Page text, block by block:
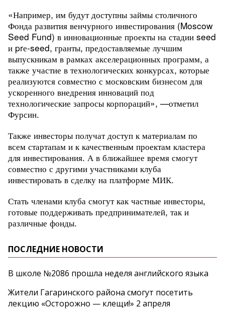
«Например, им будут доступны займы столичного
Фонда развития венчурного инвестирования (Moscow
Seed Fund) в инновационные проекты на стадии seed
и prе-seed, гранты, предоставляемые лучшим
выпускникам в рамках акселерационных программ, а
также участие в технологических конкурсах, которые
реализуются совместно с московским бизнесом для
ускоренного внедрения инноваций под
технологические запросы корпораций», —отметил
Фурсин.
Также инвесторы получат доступ к материалам по
всем стартапам и к качественным проектам кластера
для инвестирования. А в ближайшее время смогут
совместно с другими участниками клуба
инвестировать в сделку на платформе МИК.
Стать членами клуба смогут как частные инвесторы,
готовые поддерживать предпринимателей, так и
различные фонды.
ПОСЛЕДНИЕ НОВОСТИ
В школе №2086 прошла неделя английского языка
Жители Гагаринского района смогут посетить
лекцию «Осторожно — клещи!» 2 апреля